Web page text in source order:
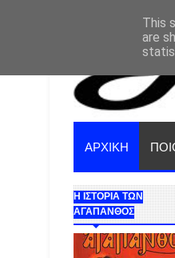
ΑΡΧΙΚΗ
Η ΙΣΤΟΡΙΑ ΤΩΝ
ΑΓΑΠΑΝΘΟΣ
This
are